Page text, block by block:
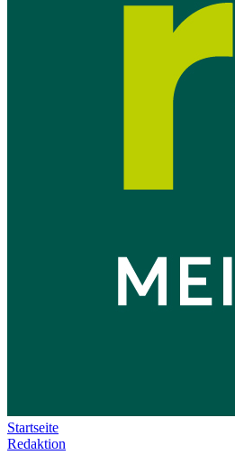
Startseite
Redaktion